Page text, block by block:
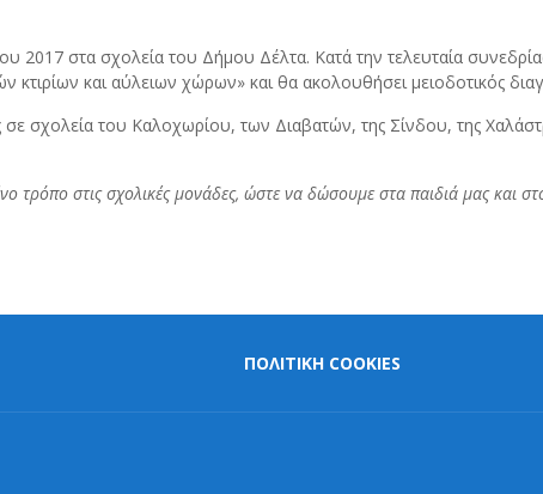
2017 στα σχολεία του Δήμου Δέλτα. Κατά την τελευταία
κτιρίων και αύλειων χώρων» και θα ακολουθήσει μειοδοτικός
σε σχολεία του Καλοχωρίου, των Διαβατών, της Σίνδου, της
στις σχολικές μονάδες, ώστε να δώσουμε στα παιδιά μας και
ΠΟΛΙΤΙΚΗ COOKIES